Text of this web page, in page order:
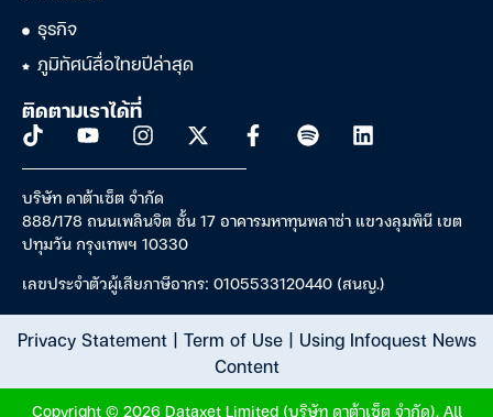
ธุรกิจ
ภูมิทัศน์สื่อไทยปีล่าสุด
ติดตามเราได้ที่
บริษัท ดาต้าเซ็ต จำกัด
888/178 ถนนเพลินจิต ชั้น 17 อาคารมหาทุนพลาซ่า แขวงลุมพินี เขต
ปทุมวัน กรุงเทพฯ 10330
เลขประจำตัวผู้เสียภาษีอากร: 0105533120440 (สนญ.)
Privacy Statement| Term of Use| Using Infoquest News
Content
Copyright © 2026 Dataxet Limited (บริษัท ดาต้าเซ็ต จำกัด). All